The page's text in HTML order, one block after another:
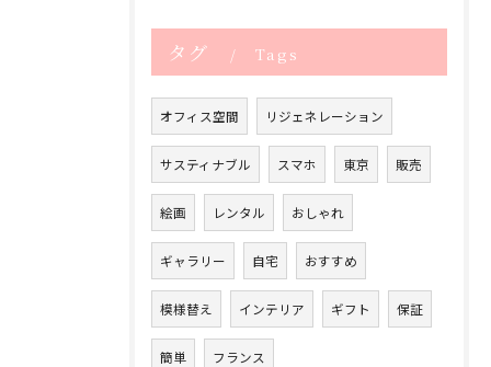
タグ Tags
オフィス空間 リジェネレーション
サスティナブル スマホ 東京 販売
絵画 レンタル おしゃれ
ギャラリー 自宅 おすすめ
模様替え インテリア ギフト 保証
簡単 フランス